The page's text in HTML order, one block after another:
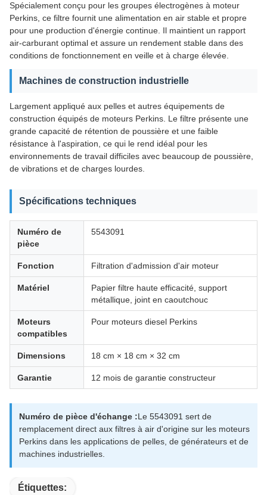
Spécialement conçu pour les groupes électrogènes à moteur
Perkins, ce filtre fournit une alimentation en air stable et propre
pour une production d'énergie continue. Il maintient un rapport
air-carburant optimal et assure un rendement stable dans des
conditions de fonctionnement en veille et à charge élevée.
Machines de construction industrielle
Largement appliqué aux pelles et autres équipements de
construction équipés de moteurs Perkins. Le filtre présente une
grande capacité de rétention de poussière et une faible
résistance à l'aspiration, ce qui le rend idéal pour les
environnements de travail difficiles avec beaucoup de poussière,
de vibrations et de charges lourdes.
Spécifications techniques
Numéro de
pièce
5543091
Fonction Filtration d'admission d'air moteur
Matériel
Papier filtre haute efficacité, support
métallique, joint en caoutchouc
Moteurs
compatibles
Pour moteurs diesel Perkins
Dimensions 18 cm × 18 cm × 32 cm
Garantie 12 mois de garantie constructeur
Numéro de pièce d'échange :Le 5543091 sert de
remplacement direct aux filtres à air d'origine sur les moteurs
Perkins dans les applications de pelles, de générateurs et de
machines industrielles.
Étiquettes: